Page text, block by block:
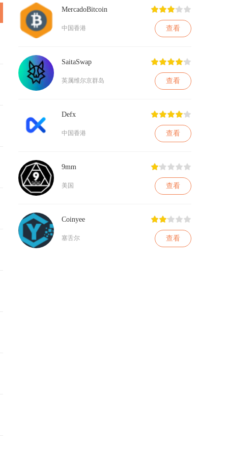
MercadoBitcoin
中国香港 查看
SaitaSwap
英属维尔京群岛 查看
Defx
中国香港 查看
9mm
美国 查看
Coinyee
塞舌尔 查看